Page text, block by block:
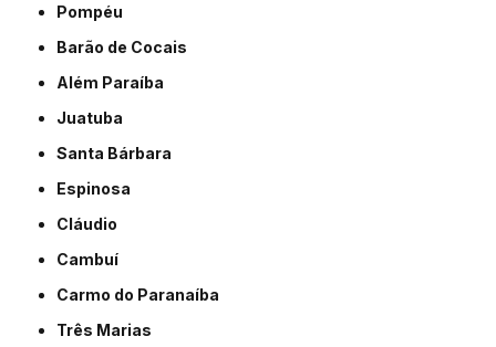
Pompéu
Barão de Cocais
Além Paraíba
Juatuba
Santa Bárbara
Espinosa
Cláudio
Cambuí
Carmo do Paranaíba
Três Marias